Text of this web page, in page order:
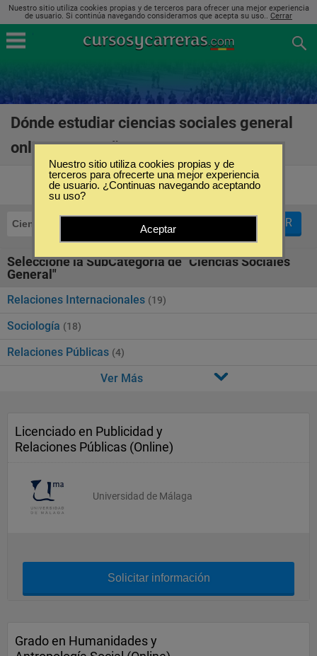
Nuestro sitio utiliza cookies propias y de terceros para ofrecer una mejor experiencia
de usuario. Si continúa navegando consideramos que acepta su uso.. Cerrar
Dónde estudiar ciencias sociales general
online en España
Ciencias Sociales General FILTRAR
Seleccione la SubCategoría de "Ciencias Sociales
General"
Relaciones Internacionales (19)
Sociología (18)
Relaciones Públicas (4)
Ver Más
Licenciado en Publicidad y
Relaciones Públicas (Online)
Universidad de Málaga
Solicitar información
Grado en Humanidades y
Nuestro sitio utiliza cookies propias y de
terceros para ofrecerte una mejor experiencia
de usuario. ¿Continuas navegando aceptando
su uso?
Aceptar